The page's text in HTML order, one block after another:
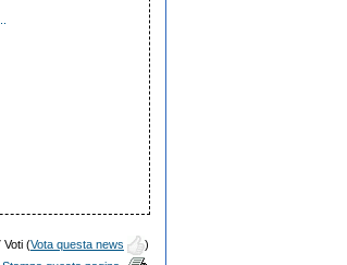
Voti (Vota questa news
)